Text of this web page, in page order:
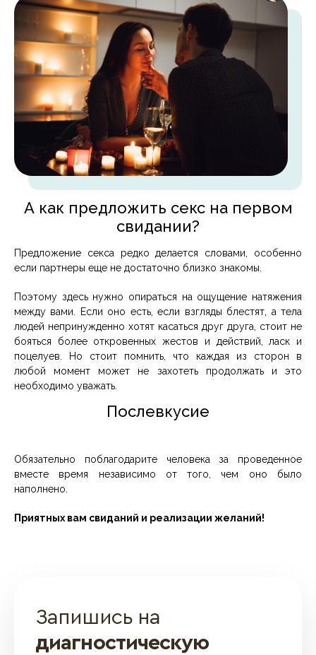
А как предложить секс на первом
свидании?
Предложение секса редко делается словами, особенно
если партнеры еще не достаточно близко знакомы.
Поэтому здесь нужно опираться на ощущение натяжения
между вами. Если оно есть, если взгляды блестят, а тела
людей непринужденно хотят касаться друг друга, стоит не
бояться более откровенных жестов и действий, ласк и
поцелуев. Но стоит помнить, что каждая из сторон в
любой момент может не захотеть продолжать и это
необходимо уважать.
Послевкусие
Обязательно поблагодарите человека за проведенное
вместе время независимо от того, чем оно было
наполнено.
Приятных вам свиданий и реализации желаний!
Запишись на
диагностическую